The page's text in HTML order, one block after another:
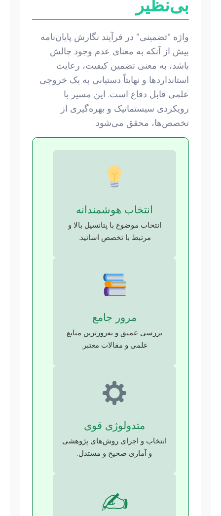
بی‌نظیر
واژه “تضمینی” در فرآیند نگارش پایان‌نامه
بیش از آنکه به معنای عدم وجود چالش
باشد، به معنی تضمین کیفیت، رعایت
استانداردها و نهایتاً دستیابی به یک خروجی
علمی قابل دفاع است. این مسیر با
رویکردی سیستماتیک و بهره‌گیری از
تخصص‌ها، محقق می‌شود.
انتخاب هوشمندانه
انتخاب موضوع با پتانسیل بالا و
مرتبط با تخصص اساتید.
مرور جامع
بررسی عمیق و به‌روزترین منابع
علمی و مقالات معتبر.
متدولوژی قوی
انتخاب و اجرای روش‌های پژوهشی
و آماری صحیح و مستدل.
✍️